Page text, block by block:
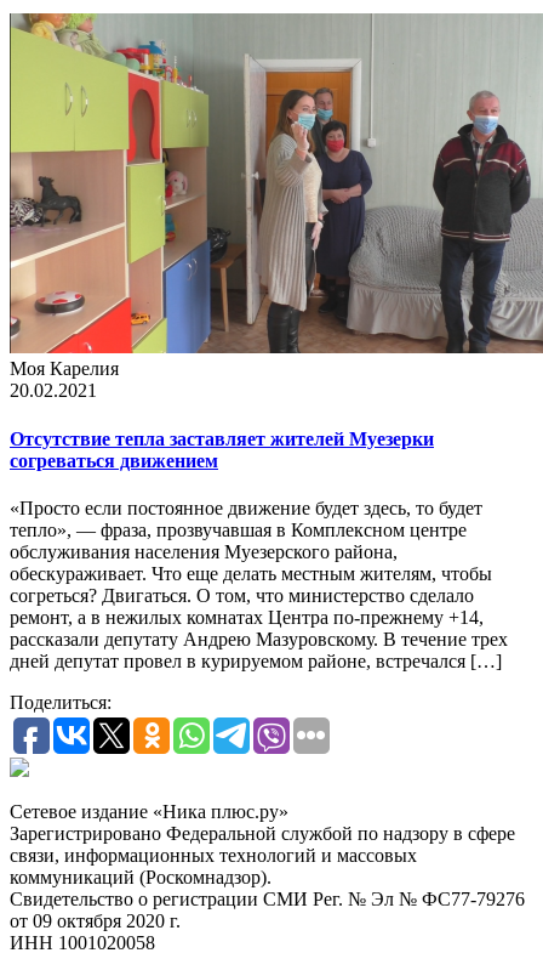
Моя Карелия
20.02.2021
Отсутствие тепла заставляет жителей Муезерки
согреваться движением
«Просто если постоянное движение будет здесь, то будет
тепло», — фраза, прозвучавшая в Комплексном центре
обслуживания населения Муезерского района,
обескураживает. Что еще делать местным жителям, чтобы
согреться? Двигаться. О том, что министерство сделало
ремонт, а в нежилых комнатах Центра по-прежнему +14,
рассказали депутату Андрею Мазуровскому. В течение трех
дней депутат провел в курируемом районе, встречался […]
Поделиться:
Сетевое издание «Ника плюс.ру»
Зарегистрировано Федеральной службой по надзору в сфере
связи, информационных технологий и массовых
коммуникаций (Роскомнадзор).
Свидетельство о регистрации СМИ Рег. № Эл № ФС77-79276
от 09 октября 2020 г.
ИНН 1001020058